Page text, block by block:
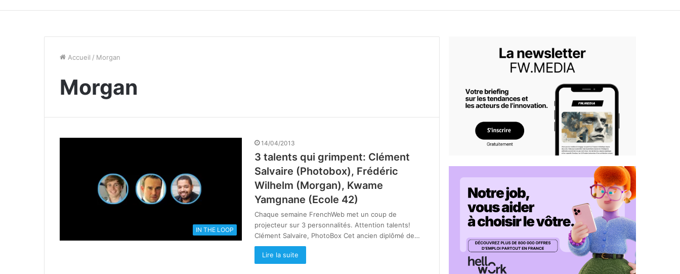
Accueil / Morgan
Morgan
IN THE LOOP
14/04/2013
3 talents qui grimpent: Clément
Salvaire (Photobox), Frédéric
Wilhelm (Morgan), Kwame
Yamgnane (Ecole 42)
Chaque semaine FrenchWeb met un coup de
projecteur sur 3 personnalités. Attention talents!
Clément Salvaire, PhotoBox Cet ancien diplômé de…
Lire la suite